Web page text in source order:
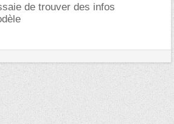
de trouver des infos